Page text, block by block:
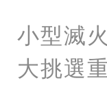
小型滅
大挑選